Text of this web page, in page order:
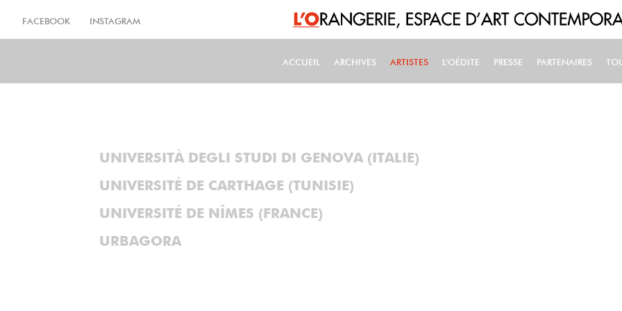
FACEBOOK INSTAGRAM
MAIN NAVIGATION
ACCUEIL ARCHIVES ARTISTES L'OÉDITE PRESSE PARTENAIRES
UNIVERSITÀ DEGLI STUDI DI GENOVA (ITALIE)
UNIVERSITÉ DE CARTHAGE (TUNISIE)
UNIVERSITÉ DE NÎMES (FRANCE)
URBAGORA